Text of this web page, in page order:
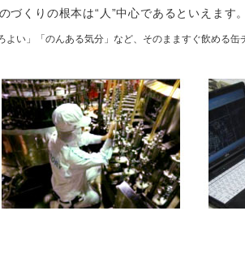
づくりの根本は“人”中心であるといえます。
い」「のんある気分」など、そのまますぐ飲める缶